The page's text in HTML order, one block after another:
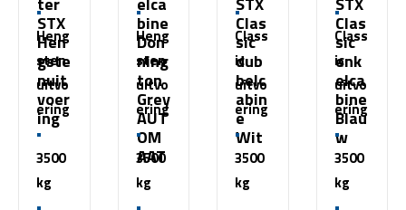
STX
Hen
gste
nuit
voer
ing
Heng
sten
uitvo
ering
3500
kg
bine
Don
ning
ton
Grey
AUT
OM
AAT
Heng
sten
uitvo
ering
3500
kg
Clas
sic
dub
belc
abin
e
Wit
Class
ic
uitvo
ering
3500
kg
Clas
sic
enk
elca
bine
Blau
w
Class
ic
uitvo
ering
3500
kg